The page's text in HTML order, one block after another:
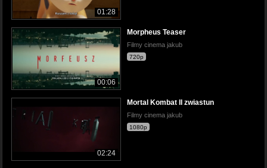
01:28
00:06
Morpheus Teaser
Filmy cinema jakub
720p
02:24
Mortal Kombat II zwiastun
Filmy cinema jakub
1080p